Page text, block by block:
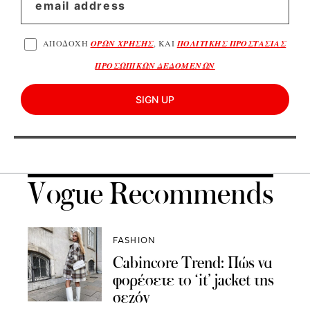
ΑΠΟΔΟΧΗ ΟΡΩΝ ΧΡΗΣΗΣ, ΚΑΙΠΟΛΙΤΙΚΗΣ ΠΡΟΣΤΑΣΙΑΣ
ΠΡΟΣΩΠΙΚΩΝ ΔΕΔΟΜΕΝΩΝ
SIGN UP
Vogue Recommends
FASHION
Cabincore Trend: Πώς να
φορέσετε το ‘it’ jacket της
σεζόν